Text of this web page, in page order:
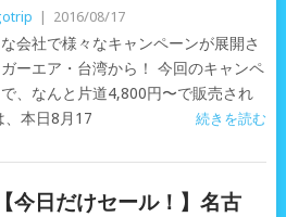
2016/08/17
会社で様々なキャンペーンが展開さ
ーエア・台湾から！ 今回のキャンペ
、なんと片道4,800円〜で販売され
、本日8月17
続きを読む
【今日だけセール！】名古